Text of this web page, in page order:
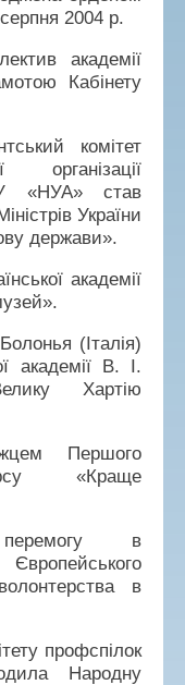
2004 р.
академії
Кабінету
комітет
організації
«НУА» став
України
держави».
академії
(Італія)
академії В. І.
Хартію
Першого
«Краще
в
в
профспілок
Народну